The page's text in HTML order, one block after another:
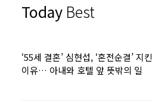
Today Best
‘55세 결혼’ 심현섭, ‘혼전순결’ 지킨
이유… 아내와 호텔 앞 뜻밖의 일